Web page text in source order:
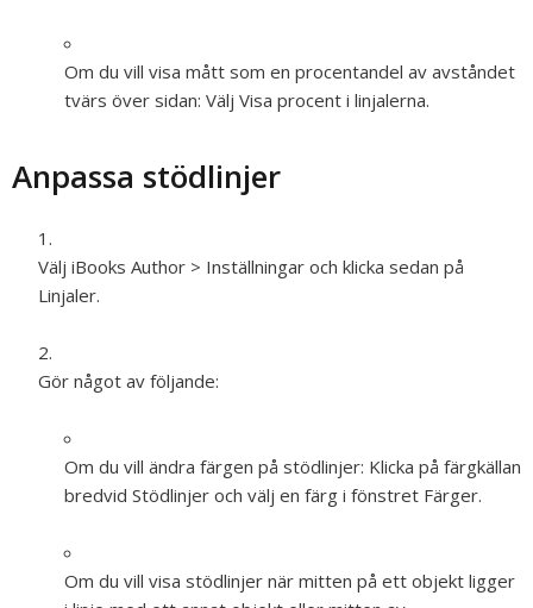
Om du vill visa mått som en procentandel av avståndet
tvärs över sidan: Välj Visa procent i linjalerna.
Anpassa stödlinjer
Välj iBooks Author > Inställningar och klicka sedan på
Linjaler.
Gör något av följande:
Om du vill ändra färgen på stödlinjer: Klicka på färgkällan
bredvid Stödlinjer och välj en färg i fönstret Färger.
Om du vill visa stödlinjer när mitten på ett objekt ligger